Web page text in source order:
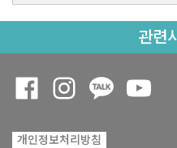
관련
개인정보처리방침
Opens a new window
Opens a new
Opens a